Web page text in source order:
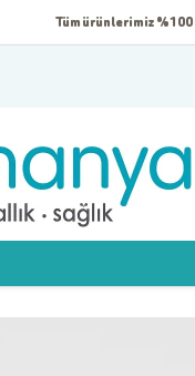
Tüm ürünlerimiz %100
💥